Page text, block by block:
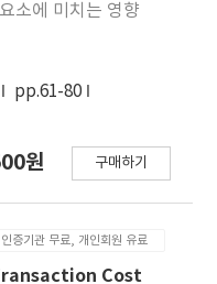
소에 미치는 영향
pp.61-80
원 구매하기
증기관 무료, 개인회원 유료
Cost